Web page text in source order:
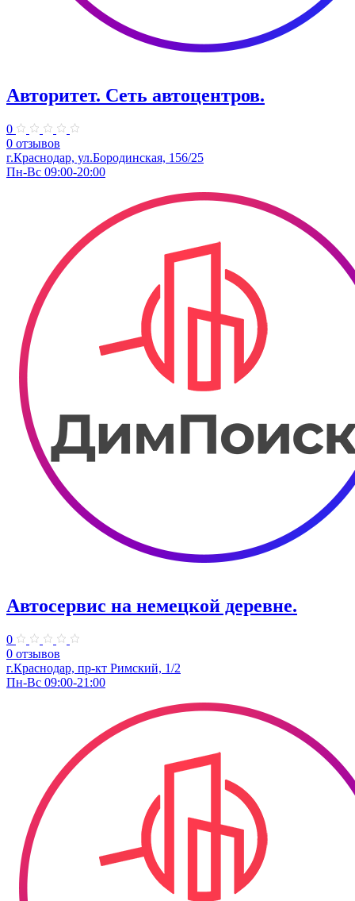
Авторитет. ​Сеть автоцентров.
0
0 отзывов
г.Краснодар, ул.Бородинская, 156/25
Пн-Вс 09:00-20:00
Автосервис на немецкой деревне.
0
0 отзывов
г.Краснодар, пр-кт Римский, 1/2
Пн-Вс 09:00-21:00